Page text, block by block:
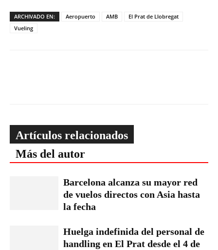
ARCHIVADO EN: Aeropuerto AMB
El Prat de Llobregat
Vueling
Artículos relacionados
Más del autor
Barcelona alcanza su mayor red
de vuelos directos con Asia hasta
la fecha
Huelga indefinida del personal de
handling en El Prat desde el 4 de